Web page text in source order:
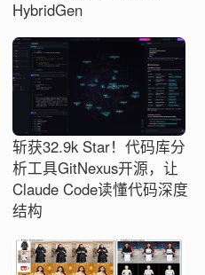
HybridGen
斩获32.9k Star！代码库分
析工具GitNexus开源，让
Claude Code读懂代码深度
结构